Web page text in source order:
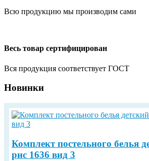
Всю продукцию мы производим сами
Весь товар сертифицирован
Вся продукция соответствует ГОСТ
Новинки
Комплект постельного белья
рис 1636 вид 3